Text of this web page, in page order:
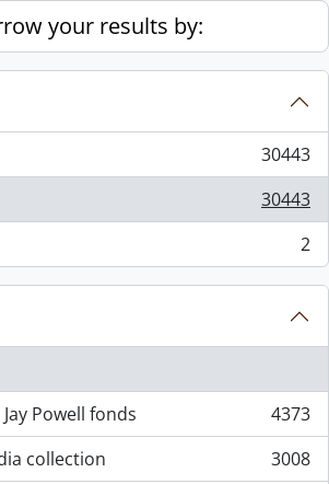
your results by:
30443
30443
2
Powell fonds
4373
collection
3008